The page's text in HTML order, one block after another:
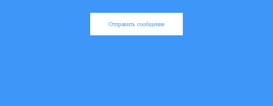
Отправить сообщение